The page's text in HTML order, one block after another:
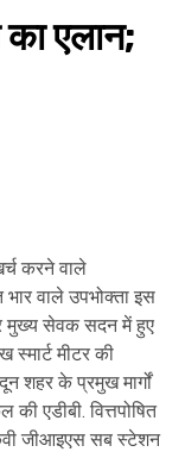
एलान;
करने वाले
वाले उपभोक्ता इस
मुख्य सेवक सदन में हुए
मीटर की
शहर के प्रमुख मार्गों
एडीबी. वित्तपोषित
जीआइएस सब स्टेशन